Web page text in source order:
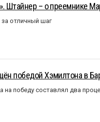
Штайнер – о преемнике
отличный шаг
победой Хэмилтона в
победу составлял два